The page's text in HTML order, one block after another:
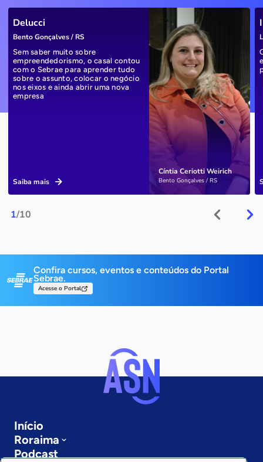
1/10
Cíntia Ceriotti Weirich
Bento Gonçalves / RS
Delucci
Bento Gonçalves / RS
Sem saber muito sobre
empreendedorismo, o casal contou
com o Sebrae para aprender tudo
sobre o assunto, colocar o negócio
nos eixos e ainda abrir uma nova
empresa
Saiba mais
Confira cursos, eventos e conteúdos do Portal
Sebrae.
Acesse o Portal
Início
Roraima
Podcast